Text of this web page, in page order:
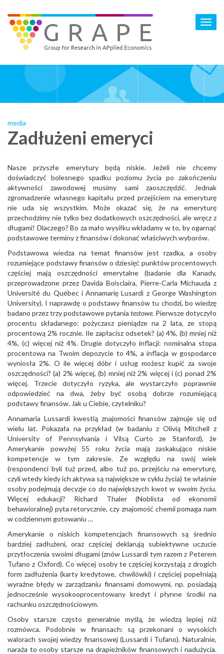
main
content
media
Zadłużeni emeryci
Nasze przyszłe emerytury będą niskie. Jeżeli nie chcemy
doświadczyć bolesnego spadku poziomu życia po zakończeniu
aktywności zawodowej musimy sami zaoszczędzić. Jednak
zgromadzenie własnego kapitału przed przejściem na emeryturę
nie uda się wszystkim. Może okazać się, że na emeryturę
przechodzimy nie tylko bez dodatkowych oszczędności, ale wręcz z
długami! Dlaczego? Bo za mało wysiłku wkładamy w to, by ogarnąć
podstawowe terminy z finansów i dokonać właściwych wyborów.
Podstawowa wiedza na temat finansów jest rzadka, a osoby
rozumiejące podstawy finansów o dziesięć punktów procentowych
częściej mają oszczędności emerytalne (badanie dla Kanady,
przeprowadzone przez Davida Boisclaira, Pierre-Carla Michauda z
Université du Québec i Annamarię Lusardi z George Washington
University). I naprawdę o podstawy finansów tu chodzi, bo wiedzę
badano przez trzy podstawowe pytania testowe. Pierwsze dotyczyło
procentu składanego: pożyczasz pieniądze na 2 lata, ze stopą
procentową 2% rocznie. Ile zapłacisz odsetek? (a) 4%, (b) mniej niż
4%, (c) więcej niż 4%. Drugie dotyczyło inflacji: nominalna stopa
procentowa na Twoim depozycie to 4%, a inflacja w gospodarce
wyniosła 2%. O ile więcej dóbr i usług możesz kupić za swoje
oszczędności? (a) 2% więcej, (b) mniej niż 2% więcej i (c) ponad 2%
więcej. Trzecie dotyczyło ryzyka, ale wystarczyło poprawnie
odpowiedzieć na dwa, żeby być osobą dobrze rozumiejącą
podstawy finansów. Jak u Ciebie, czytelniku?
Annamaria Lussardi kwestią znajomości finansów zajmuje się od
wielu lat. Pokazała na przykład (w badaniu z Olivią Mitchell z
University of Pennsylvania i Vilsą Curto ze Stanford), że
Amerykanie powyżej 55 roku życia mają zaskakująco niskie
kompetencje w tym zakresie. Ze względu na swój wiek
(respondenci byli tuż przed, albo tuż po, przejściu na emeryturę,
czyli wtedy kiedy ich aktywa są największe w cyklu życia) te właśnie
osoby podejmują decyzje co do największych kwot w swoim życiu.
Więcej edukacji? Richard Thaler (Noblista od ekonomii
behawioralnej) pyta retorycznie, czy znajomość chemii pomaga nam
w codziennym gotowaniu …
Amerykanie o niskich kompetencjach finansowych są średnio
bardziej zadłużeni, oraz częściej deklarują subiektywne uczucie
przytłoczenia swoimi długami (znów Lussardi tym razem z Peterem
Tufano z Oxford). Co więcej osoby te częściej korzystają z drogich
form zadłużenia (karty kredytowe, chwilówki) i częściej popełniają
wyraźne błędy w zarządzaniu finansami domowymi, np. posiadają
jednocześnie wysokooprocentowany kredyt i płynne środki na
rachunku oszczędnościowym.
Osoby starsze często generalnie myślą, że wiedzą lepiej niż
rozmówca. Podobnie w finansach: są przekonani o wysokich
walorach swojej wiedzy finansowej (Lussardi i Tufano). Naturalnie,
naraża to osoby starsze na drapieżników finansowych i nadużycia.